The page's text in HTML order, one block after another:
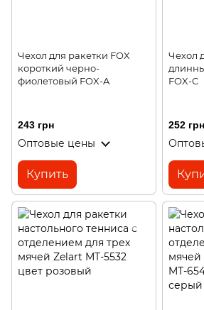
Чехол для ракетки FOX
короткий черно-
фиолетовый FOX-A
243 грн
Оптовые цены
Купить
Чехол
FOX-C
252 грн